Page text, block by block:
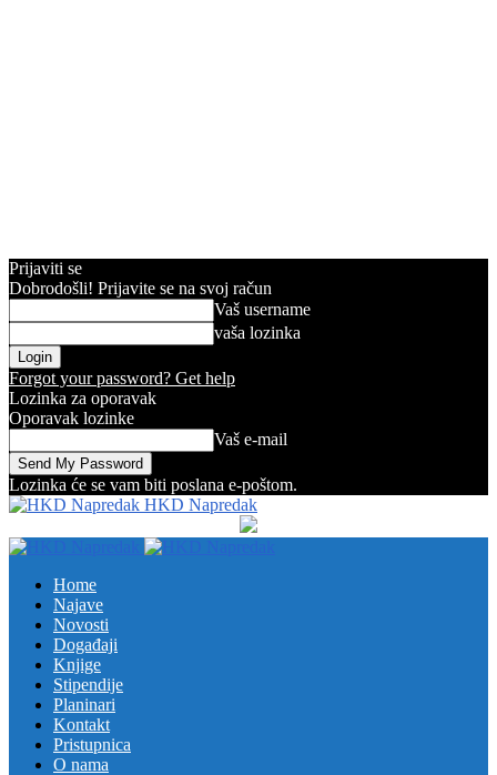
Prijaviti se
Dobrodošli! Prijavite se na svoj račun
Vaš username
vaša lozinka
Forgot your password? Get help
Lozinka za oporavak
Oporavak lozinke
Vaš e-mail
Lozinka će se vam biti poslana e-poštom.
HKD Napredak
Home
Najave
Novosti
Događaji
Knjige
Stipendije
Planinari
Kontakt
Pristupnica
O nama